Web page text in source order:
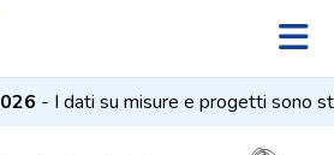
- I dati su misure e progetti sono